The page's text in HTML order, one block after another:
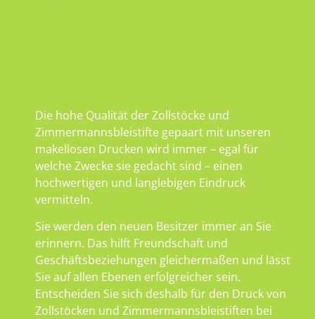
Die hohe Qualität der Zollstöcke und
Zimmermannsbleistifte gepaart mit unseren
makellosen Drucken wird immer – egal für
welche Zwecke sie gedacht sind – einen
hochwertigen und langlebigen Eindruck
vermitteln.
Sie werden den neuen Besitzer immer an Sie
erinnern. Das hilft Freundschaft und
Geschäftsbeziehungen gleichermaßen und lässt
Sie auf allen Ebenen erfolgreicher sein.
Entscheiden Sie sich deshalb für den Druck von
Zollstöcken und Zimmermannsbleistiften bei